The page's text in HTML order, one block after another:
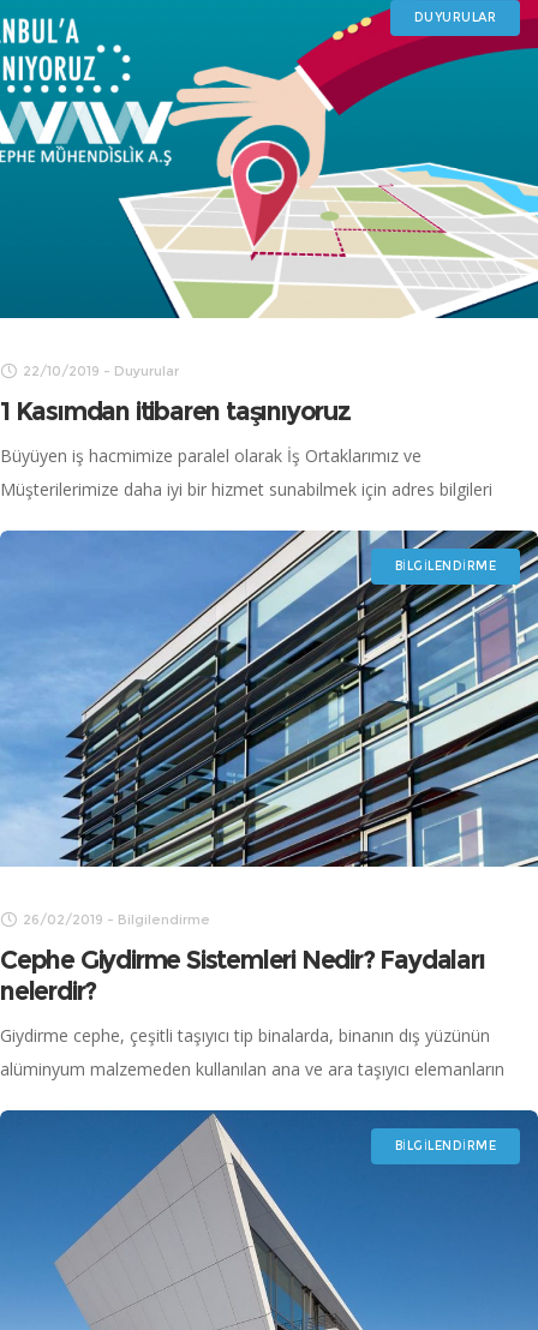
DUYURULAR
22/10/2019 - Duyurular
1 Kasımdan itibaren taşınıyoruz
Büyüyen iş hacmimize paralel olarak İş Ortaklarımız ve
Müşterilerimize daha iyi bir hizmet sunabilmek için adres bilgileri
olacağız. Adres: Kaynarca Mahallesi Zirve
BILGILENDIRME
26/02/2019 - Bilgilendirme
Cephe Giydirme Sistemleri Nedir? Faydaları
nelerdir?
Giydirme cephe, çeşitli taşıyıcı tip binalarda, binanın dış yüzünün
alüminyum malzemeden kullanılan ana ve ara taşıyıcı elemanların
kompozit levha veya alüminyum levha
BILGILENDIRME